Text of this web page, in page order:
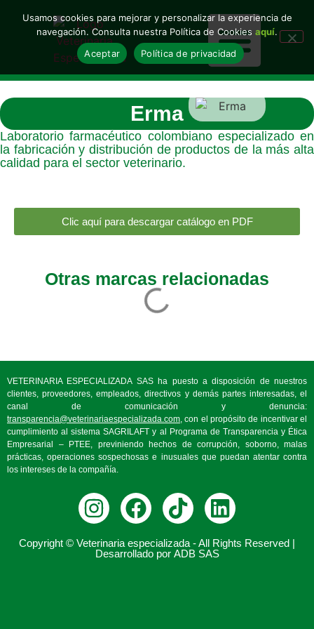
Erma
Laboratorio farmacéutico colombiano especializado en
la fabricación y distribución de productos de la más alta
calidad para el sector veterinario.
Clic aquí para descargar catálogo en PDF
Otras marcas relacionadas
VETERINARIA ESPECIALIZADA SAS ha puesto a disposición de nuestros
clientes, proveedores, empleados, directivos y demás partes interesadas, el
canal de comunicación y denuncia:
transparencia@veterinariaespecializada.com , con el propósito de incentivar el
cumplimiento al sistema SAGRILAFT y al Programa de Transparencia y Ética
Empresarial – PTEE, previniendo hechos de corrupción, soborno, malas
prácticas, operaciones sospechosas e inusuales que puedan atentar contra
los intereses de la compañía.
Copyright © Veterinaria especializada - All Rights Reserved |
Desarrollado por ADB SAS
Usamos cookies para mejorar y personalizar la experiencia de
navegación. Consulta nuestra Política de Cookies aquí.
Aceptar
Política de privacidad